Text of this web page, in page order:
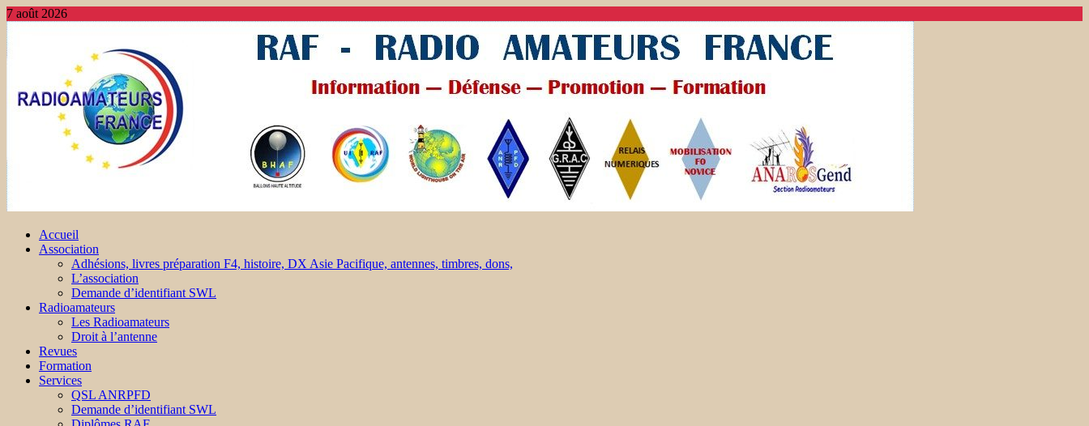
7 août 2026
Accueil
Association
Adhésions, livres préparation F4, histoire, DX Asie Pacifique, antennes, timbres, dons,
L’association
Demande d’identifiant SWL
Radioamateurs
Les Radioamateurs
Droit à l’antenne
Revues
Formation
Services
QSL ANRPFD
Demande d’identifiant SWL